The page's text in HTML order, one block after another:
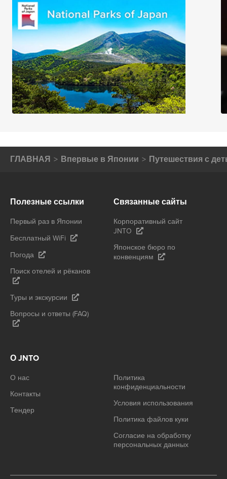
ГЛАВНАЯ Впервые в Японии Путешествия с
Полезные ссылки
Первый раз в Японии
Бесплатный WiFi
Погода
Поиск отелей и рёканов
Туры и экскурсии
Вопросы и ответы (FAQ)
Связанные сайты
Корпоративный сайт
JNTO
Японское бюро по
конвенциям
О JNTO
О нас
Контакты
Тендер
Политика
конфиденциальности
Условия использования
Политика файлов куки
Согласие на обработку
персональных данных